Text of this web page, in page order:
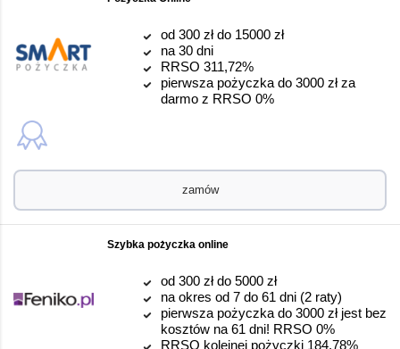
od 300 zł do 15000 zł
na 30 dni
RRSO 311,72%
pierwsza pożyczka do 3000 zł za
darmo z RRSO 0%
zamów
Szybka pożyczka online
od 300 zł do 5000 zł
na okres od 7 do 61 dni (2 raty)
pierwsza pożyczka do 3000 zł jest bez
kosztów na 61 dni! RRSO 0%
RRSO kolejnej pożyczki 184,78%